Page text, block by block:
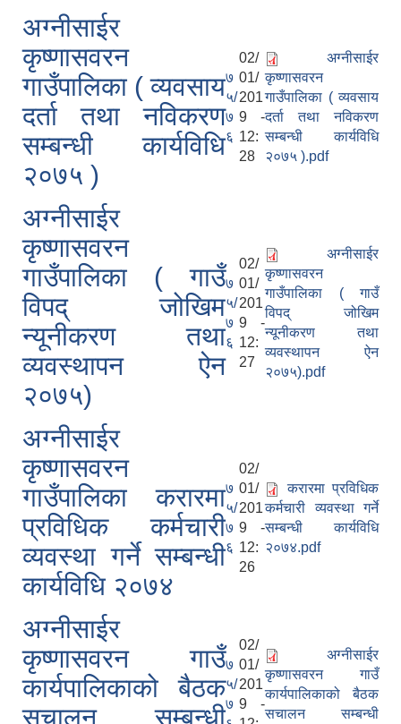
अग्नीसाईर
कृष्णासवरन
गाउँपालिका ( व्यवसाय
दर्ता तथा नविकरण
सम्बन्धी कार्यविधि
२०७५ )
७
५/
७
६
02/
01/
201
9 -
12:
28
अग्नीसाईर
कृष्णासवरन
गाउँपालिका ( व्यवसाय
दर्ता तथा नविकरण
सम्बन्धी कार्यविधि
२०७५ ).pdf
अग्नीसाईर
कृष्णासवरन
गाउँपालिका ( गाउँ
विपद् जोखिम
न्यूनीकरण तथा
व्यवस्थापन ऐन
२०७५)
७
५/
७
६
02/
01/
201
9 -
12:
27
अग्नीसाईर
कृष्णासवरन
गाउँपालिका ( गाउँ
विपद् जोखिम
न्यूनीकरण तथा
व्यवस्थापन ऐन
२०७५).pdf
अग्नीसाईर
कृष्णासवरन
गाउँपालिका करारमा
प्रविधिक कर्मचारी
व्यवस्था गर्ने सम्बन्धी
कार्यविधि २०७४
७
५/
७
६
02/
01/
201
9 -
12:
26
करारमा प्रविधिक
कर्मचारी व्यवस्था गर्ने
सम्बन्धी कार्यविधि
२०७४.pdf
अग्नीसाईर
कृष्णासवरन गाउँ
कार्यपालिकाको बैठक
स‌चालन सम्बन्धी
७
५/
७
02/
01/
201
9 -
अग्नीसाईर
कृष्णासवरन गाउँ
कार्यपालिकाको बैठक
स‌चालन सम्बन्धी